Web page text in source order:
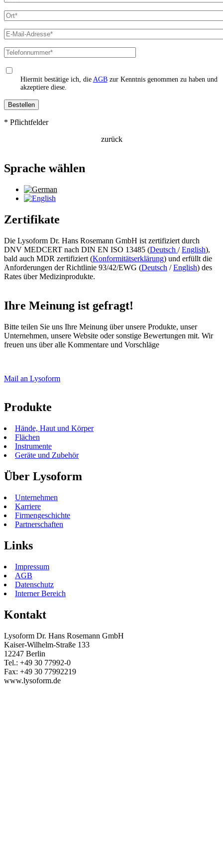
Ort
E-
Mail-
Adresse
Telefonnummer
Zustimmung
AGBHiermit bestätige ich, die AGBzur Kenntnis genommen zu haben und
akzeptiere diese.
* Pflichtfelder
zurück
Sprache wählen
Zertifikate
Die Lysoform Dr. Hans Rosemann GmbH ist zertifiziert durch
DNV MEDCERT nach DIN EN ISO 13485 (Deutsch /English),
bald auch MDR zertifiziert (Konformitätserklärung) und erfüllt die
Anforderungen der Richtlinie 93/42/EWG (Deutsch /English) des
Rates über Medizinprodukte.
Ihre Meinung ist gefragt!
Bitte teilen Sie uns Ihre Meinung über unsere Produkte, unser
Unternehmen, unsere Website oder sonstige Bewertungen mit. Wir
freuen uns über alle Kommentare und Vorschläge
Mail an Lysoform
Produkte
Hände, Haut und Körper
Flächen
Instrumente
Geräte und Zubehör
Über Lysoform
Unternehmen
Karriere
Firmengeschichte
Partnerschaften
Links
Impressum
AGB
Datenschutz
Interner Bereich
Kontakt
Lysoform Dr. Hans Rosemann GmbH
Kaiser-Wilhelm-Straße 133
12247 Berlin
Tel.: +49 30 77992-0
Fax: +49 30 77992219
www.lysoform.de